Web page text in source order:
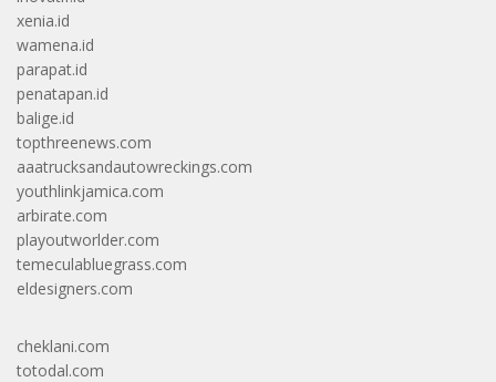
xenia.id
wamena.id
parapat.id
penatapan.id
balige.id
topthreenews.com
aaatrucksandautowreckings.com
youthlinkjamica.com
arbirate.com
playoutworlder.com
temeculabluegrass.com
eldesigners.com
cheklani.com
totodal.com